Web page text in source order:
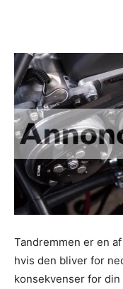
Tandremmen er en
hvis den bliver for
konsekvenser for